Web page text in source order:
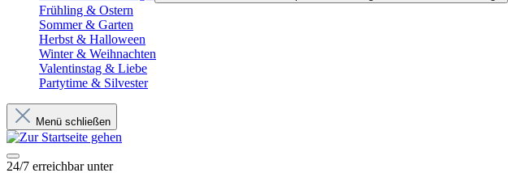
Frühling & Ostern
Sommer & Garten
Herbst & Halloween
Winter & Weihnachten
Valentinstag & Liebe
Partytime & Silvester
Menü schließen
24/7 erreichbar unter